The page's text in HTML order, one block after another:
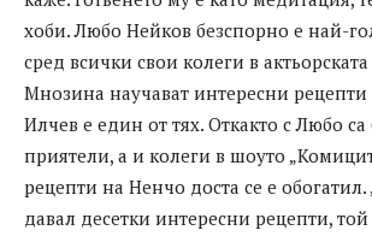
хоби. Любо Нейков безспорно е най-
сред всички свои колеги в
Мнозина научават интересни рецепти
Илчев е един от тях. Откакто с Любо са
приятели, а и колеги в шоуто
рецепти на Ненчо доста се е
давал десетки интересни рецепти, той